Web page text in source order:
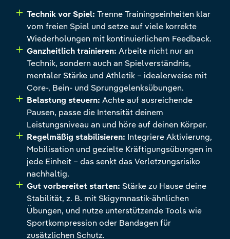
Technik vor Spiel: Trenne Trainingseinheiten klar
vom freien Spiel und setze auf viele korrekte
Wiederholungen mit kontinuierlichem Feedback.
Ganzheitlich trainieren: Arbeite nicht nur an
Technik, sondern auch an Spielverständnis,
mentaler Stärke und Athletik – idealerweise mit
Core-, Bein- und Sprunggelenksübungen.
Belastung steuern: Achte auf ausreichende
Pausen, passe die Intensität deinem
Leistungsniveau an und höre auf deinen Körper.
Regelmäßig stabilisieren: Integriere Aktivierung,
Mobilisation und gezielte Kräftigungsübungen in
jede Einheit – das senkt das Verletzungsrisiko
nachhaltig.
Gut vorbereitet starten: Stärke zu Hause deine
Stabilität, z. B. mit Skigymnastik-ähnlichen
Übungen, und nutze unterstützende Tools wie
Sportkompression oder Bandagen für
zusätzlichen Schutz.